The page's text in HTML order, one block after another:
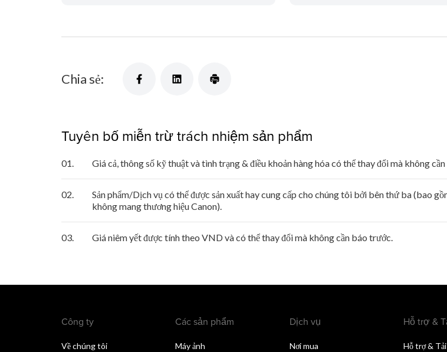
Chia sẻ:
Tuyên bố miễn trừ trách nhiệm sản phẩm
01. Giá cả, thông số kỹ thuật và tình trạng & điều khoản hàng hóa có thể thay đổi mà không
02.
Sản phẩm/Dịch vụ có thể được sản xuất hay cung cấp cho chúng tôi bởi bên thứ ba (bao
không mang thương hiệu Canon).
03. Giá niêm yết được tính theo VND và có thể thay đổi mà không cần báo trước.
Công ty
Về chúng tôi
Các sản phẩm
Máy ảnh
Dịch vụ
Nơi mua
Hỗ trợ &
Hỗ trợ &